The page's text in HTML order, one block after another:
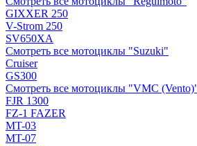
GIXXER 250
V-Strom 250
SV650XA
Смотреть все мотоциклы "Suzuki"
Cruiser
GS300
Смотреть все мотоциклы "VMC
FJR 1300
FZ-1 FAZER
MT-03
MT-07